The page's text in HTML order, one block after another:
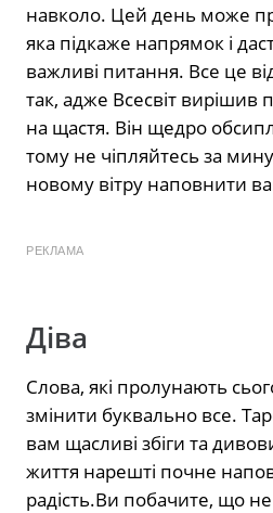
навколо. Цей день може
яка підкаже напрямок і
важливі питання. Все це
так, адже Всесвіт
на щастя. Він щедро
тому не чіпляйтесь за
новому вітру наповнити
РЕКЛАМА
Діва
Слова, які пролунають
змінити буквально все.
вам щасливі збіги та
життя нарешті почне
радість.Ви побачите, що